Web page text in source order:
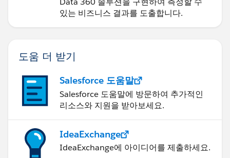
있는 비즈니스 결과를 도출합니다.
도움 더 받기
Salesforce 도움말
Salesforce 도움말에 방문하여 추가적인
리소스와 지원을 받아보세요.
IdeaExchange
IdeaExchange에 아이디어를 제출하세요.